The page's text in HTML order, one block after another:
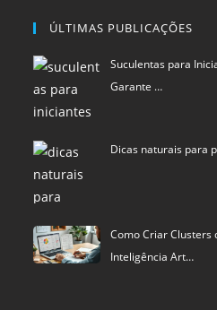
ÚLTIMAS PUBLICAÇÕES
Suculentas para
Garante …
Dicas naturais para
Como Criar Clusters
Inteligência Art…